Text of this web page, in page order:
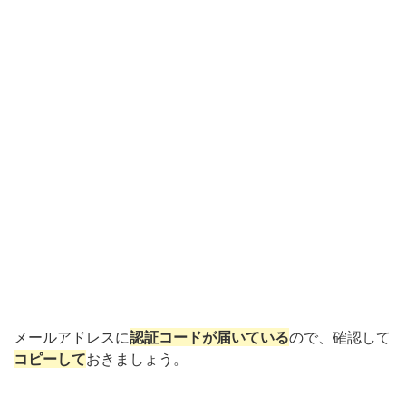
メールアドレスに認証コードが届いているので、確認して
コピーしておきましょう。